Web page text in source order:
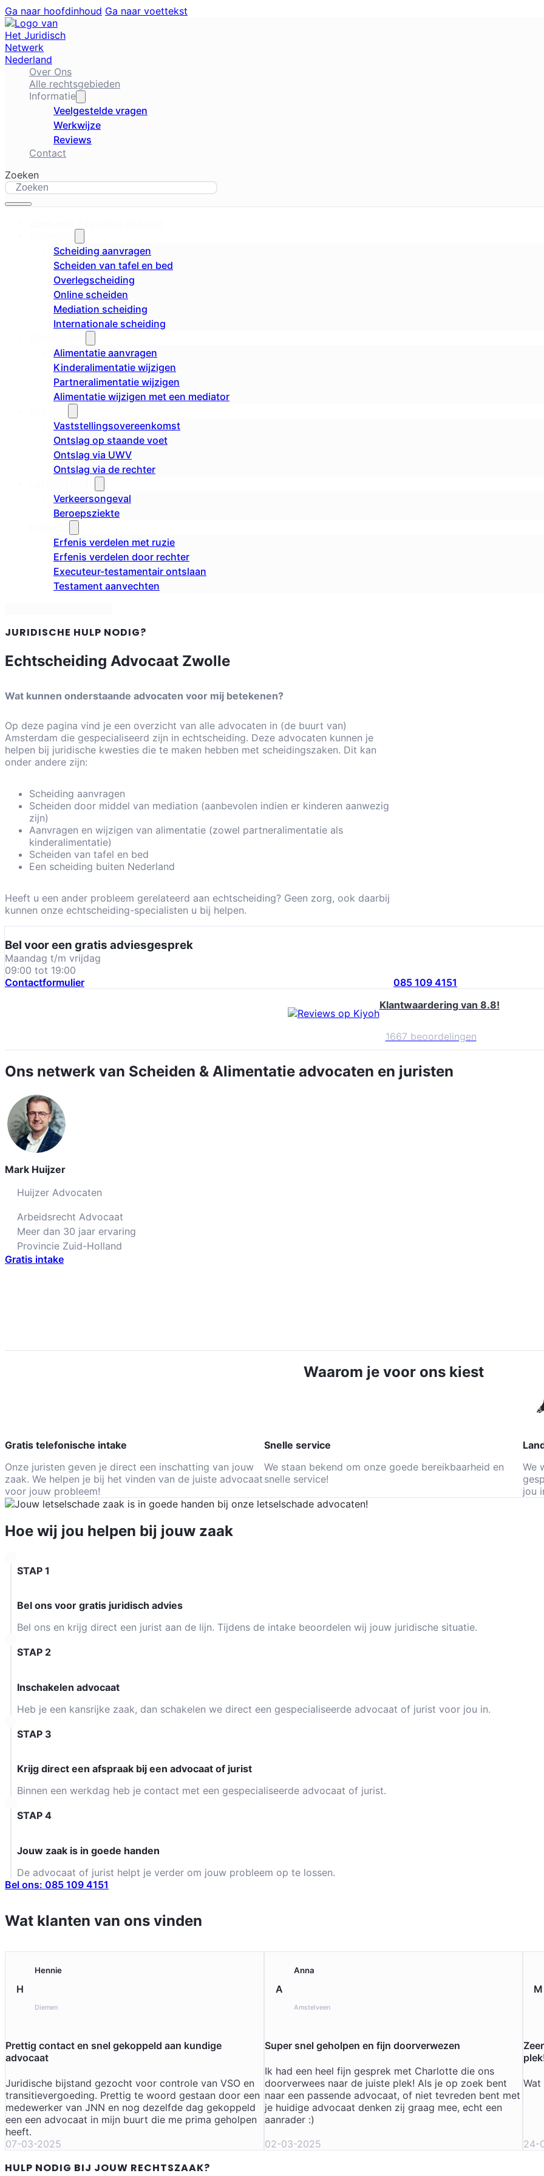
Ga naar hoofdinhoud Ga naar voettekst
Over Ons
Alle rechtsgebieden
Informatie
Veelgestelde vragen
Werkwijze
Reviews
Contact
Zoeken
Scheiding aanvragen
Scheiden van tafel en bed
Overlegscheiding
Online scheiden
Mediation scheiding
Internationale scheiding
Alimentatie aanvragen
Kinderalimentatie wijzigen
Partneralimentatie wijzigen
Alimentatie wijzigen met een mediator
Vaststellingsovereenkomst
Ontslag op staande voet
Ontslag via UWV
Ontslag via de rechter
Verkeersongeval
Beroepsziekte
Erfenis verdelen met ruzie
Erfenis verdelen door rechter
Executeur-testamentair ontslaan
Testament aanvechten
JURIDISCHE HULP NODIG?
Echtscheiding Advocaat Zwolle
Wat kunnen onderstaande advocaten voor mij betekenen?
Op deze pagina vind je een overzicht van alle advocaten in (de buurt van)
Amsterdam die gespecialiseerd zijn in echtscheiding. Deze advocaten kunnen je
helpen bij juridische kwesties die te maken hebben met scheidingszaken. Dit kan
onder andere zijn:
Scheiding aanvragen
Scheiden door middel van mediation (aanbevolen indien er kinderen aanwezig
zijn)
Aanvragen en wijzigen van alimentatie (zowel partneralimentatie als
kinderalimentatie)
Scheiden van tafel en bed
Een scheiding buiten Nederland
Heeft u een ander probleem gerelateerd aan echtscheiding? Geen zorg, ook daarbij
kunnen onze echtscheiding-specialisten u bij helpen.
Bel voor een gratis adviesgesprek
maandag t/m vrijdag
09:00 tot 19:00
Contactformulier
085 109 4151
Klantwaardering van 8.8!
1667 beoordelingen
Ons netwerk van Scheiden & Alimentatie advocaten en juristen
Waarom je voor ons kiest
Gratis telefonische intake
Onze juristen geven je direct een inschatting van jouw
zaak. We helpen je bij het vinden van de juiste advocaat
voor jouw probleem!
Snelle service
We staan bekend om onze goede bereikbaarheid en
snelle service!
We
jou
Hoe wij jou helpen bij jouw zaak
STAP 1
Bel ons voor gratis juridisch advies
Bel ons en krijg direct een jurist aan de lijn. Tijdens de intake beoordelen wij jouw juridische situatie.
STAP 2
Inschakelen advocaat
Heb je een kansrijke zaak, dan schakelen we direct een gespecialiseerde advocaat of jurist voor jou in.
STAP 3
Krijg direct een afspraak bij een advocaat of jurist
Binnen een werkdag heb je contact met een gespecialiseerde advocaat of jurist.
STAP 4
Jouw zaak is in goede handen
De advocaat of jurist helpt je verder om jouw probleem op te lossen.
Bel ons: 085 109 4151
Wat klanten van ons vinden
H
Hennie
Diemen
Prettig contact en snel gekoppeld aan kundige
advocaat
Juridische bijstand gezocht voor controle van VSO en
transitievergoeding. Prettig te woord gestaan door een
medewerker van JNN en nog dezelfde dag gekoppeld
een een advocaat in mijn buurt die me prima geholpen
heeft.
07-03-2025
A
Anna
Amstelveen
Super snel geholpen en fijn doorverwezen
Ik had een heel fijn gesprek met Charlotte die ons
doorverwees naar de juiste plek! Als je op zoek bent
naar een passende advocaat, of niet tevreden bent met
je huidige advocaat denken zij graag mee, echt een
aanrader :)
02-03-2025
M
24-
HULP NODIG BIJ JOUW RECHTSZAAK?